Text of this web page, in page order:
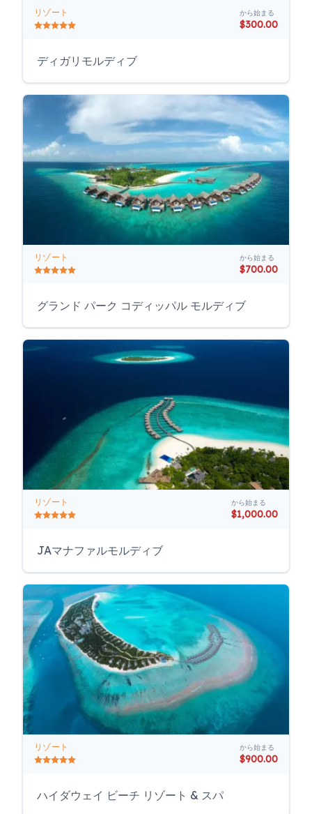
リゾート から始まる
$300.00
ディガリモルディブ
リゾート から始まる
$700.00
グランド パーク コディッパル モルディブ
リゾート から始まる
$1,000.00
JAマナファルモルディブ
リゾート から始まる
$900.00
ハイダウェイ ビーチ リゾート & スパ